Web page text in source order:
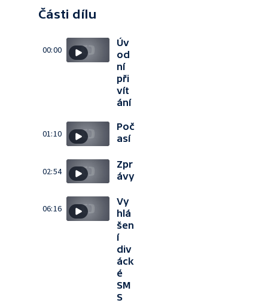
Části dílu
00:00
Úv
od
ní
při
vít
ání
01:10
Poč
así
02:54
Zpr
ávy
06:16
Vy
hlá
šen
í
div
áck
é
SM
S